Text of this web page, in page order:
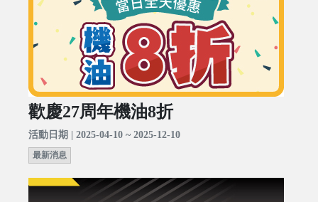
歡慶27周年機油8折
活動日期 | 2025-04-10 ~ 2025-12-10
最新消息